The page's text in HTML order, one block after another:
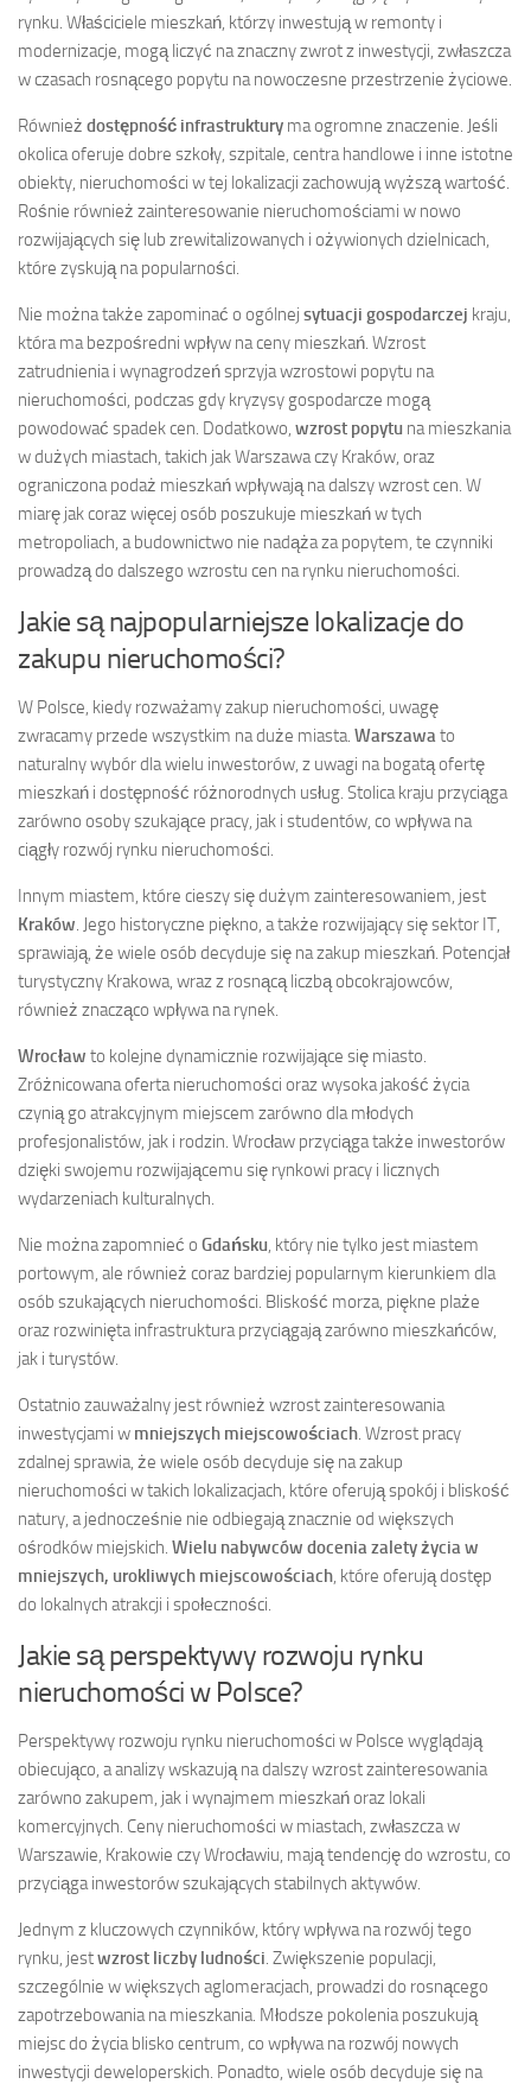
rynku. Właściciele mieszkań, którzy inwestują w remonty i
modernizacje, mogą liczyć na znaczny zwrot z inwestycji, zwłaszcza
w czasach rosnącego popytu na nowoczesne przestrzenie życiowe.
Również dostępność infrastruktury ma ogromne znaczenie. Jeśli
okolica oferuje dobre szkoły, szpitale, centra handlowe i inne istotne
obiekty, nieruchomości w tej lokalizacji zachowują wyższą wartość.
Rośnie również zainteresowanie nieruchomościami w nowo
rozwijających się lub zrewitalizowanych i ożywionych dzielnicach,
które zyskują na popularności.
Nie można także zapominać o ogólnej sytuacji gospodarczej kraju,
która ma bezpośredni wpływ na ceny mieszkań. Wzrost
zatrudnienia i wynagrodzeń sprzyja wzrostowi popytu na
nieruchomości, podczas gdy kryzysy gospodarcze mogą
powodować spadek cen. Dodatkowo, wzrost popytu na mieszkania
w dużych miastach, takich jak Warszawa czy Kraków, oraz
ograniczona podaż mieszkań wpływają na dalszy wzrost cen. W
miarę jak coraz więcej osób poszukuje mieszkań w tych
metropoliach, a budownictwo nie nadąża za popytem, te czynniki
prowadzą do dalszego wzrostu cen na rynku nieruchomości.
Jakie są najpopularniejsze lokalizacje do
zakupu nieruchomości?
W Polsce, kiedy rozważamy zakup nieruchomości, uwagę
zwracamy przede wszystkim na duże miasta. Warszawa to
naturalny wybór dla wielu inwestorów, z uwagi na bogatą ofertę
mieszkań i dostępność różnorodnych usług. Stolica kraju przyciąga
zarówno osoby szukające pracy, jak i studentów, co wpływa na
ciągły rozwój rynku nieruchomości.
Innym miastem, które cieszy się dużym zainteresowaniem, jest
Kraków . Jego historyczne piękno, a także rozwijający się sektor IT,
sprawiają, że wiele osób decyduje się na zakup mieszkań. Potencjał
turystyczny Krakowa, wraz z rosnącą liczbą obcokrajowców,
również znacząco wpływa na rynek.
Wrocław to kolejne dynamicznie rozwijające się miasto.
Zróżnicowana oferta nieruchomości oraz wysoka jakość życia
czynią go atrakcyjnym miejscem zarówno dla młodych
profesjonalistów, jak i rodzin. Wrocław przyciąga także inwestorów
dzięki swojemu rozwijającemu się rynkowi pracy i licznych
wydarzeniach kulturalnych.
Nie można zapomnieć o Gdańsku , który nie tylko jest miastem
portowym, ale również coraz bardziej popularnym kierunkiem dla
osób szukających nieruchomości. Bliskość morza, piękne plaże
oraz rozwinięta infrastruktura przyciągają zarówno mieszkańców,
jak i turystów.
Ostatnio zauważalny jest również wzrost zainteresowania
inwestycjami w mniejszych miejscowościach . Wzrost pracy
zdalnej sprawia, że wiele osób decyduje się na zakup
nieruchomości w takich lokalizacjach, które oferują spokój i bliskość
natury, a jednocześnie nie odbiegają znacznie od większych
ośrodków miejskich. Wielu nabywców docenia zalety życia w
mniejszych, urokliwych miejscowościach , które oferują dostęp
do lokalnych atrakcji i społeczności.
Jakie są perspektywy rozwoju rynku
nieruchomości w Polsce?
Perspektywy rozwoju rynku nieruchomości w Polsce wyglądają
obiecująco, a analizy wskazują na dalszy wzrost zainteresowania
zarówno zakupem, jak i wynajmem mieszkań oraz lokali
komercyjnych. Ceny nieruchomości w miastach, zwłaszcza w
Warszawie, Krakowie czy Wrocławiu, mają tendencję do wzrostu, co
przyciąga inwestorów szukających stabilnych aktywów.
Jednym z kluczowych czynników, który wpływa na rozwój tego
rynku, jestwzrost liczby ludności . Zwiększenie populacji,
szczególnie w większych aglomeracjach, prowadzi do rosnącego
zapotrzebowania na mieszkania. Młodsze pokolenia poszukują
miejsc do życia blisko centrum, co wpływa na rozwój nowych
inwestycji deweloperskich. Ponadto, wiele osób decyduje się na